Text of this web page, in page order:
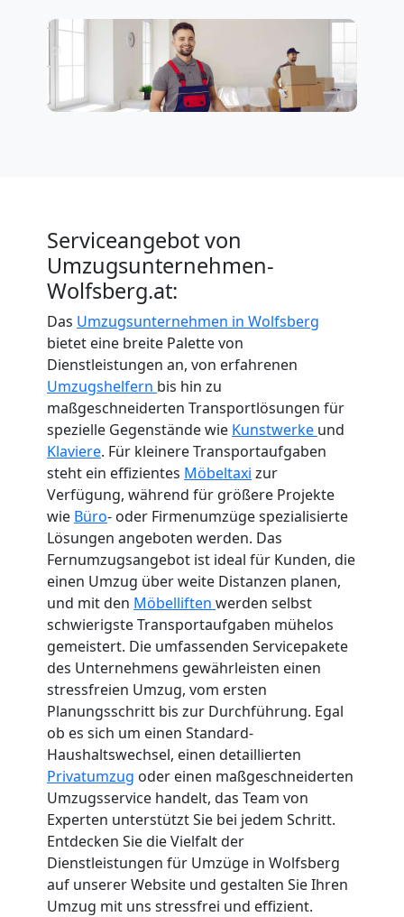
Serviceangebot von
Umzugsunternehmen-
Wolfsberg.at:
Das Umzugsunternehmen in Wolfsberg
bietet eine breite Palette von
Dienstleistungen an, von erfahrenen
Umzugshelfern bis hin zu
maßgeschneiderten Transportlösungen für
spezielle Gegenstände wie Kunstwerke und
Klaviere. Für kleinere Transportaufgaben
steht ein effizientes Möbeltaxi zur
Verfügung, während für größere Projekte
wie Büro- oder Firmenumzüge spezialisierte
Lösungen angeboten werden. Das
Fernumzugsangebot ist ideal für Kunden, die
einen Umzug über weite Distanzen planen,
und mit den Möbelliften werden selbst
schwierigste Transportaufgaben mühelos
gemeistert. Die umfassenden Servicepakete
des Unternehmens gewährleisten einen
stressfreien Umzug, vom ersten
Planungsschritt bis zur Durchführung. Egal
ob es sich um einen Standard-
Haushaltswechsel, einen detaillierten
Privatumzug oder einen maßgeschneiderten
Umzugsservice handelt, das Team von
Experten unterstützt Sie bei jedem Schritt.
Entdecken Sie die Vielfalt der
Dienstleistungen für Umzüge in Wolfsberg
auf unserer Website und gestalten Sie Ihren
Umzug mit uns stressfrei und effizient.